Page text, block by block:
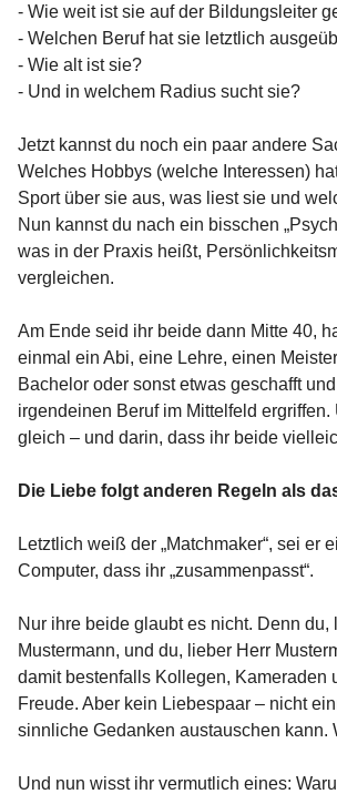
- Wie weit ist sie auf der Bildungsleiter
- Welchen Beruf hat sie letztlich
- Wie alt ist sie?
- Und in welchem Radius sucht sie?
Jetzt kannst du noch ein paar andere
Welches Hobbys (welche Interessen)
Sport über sie aus, was liest sie und
Nun kannst du nach ein bisschen
was in der Praxis heißt,
vergleichen.
Am Ende seid ihr beide dann Mitte 40,
einmal ein Abi, eine Lehre, einen
Bachelor oder sonst etwas geschafft
irgendeinen Beruf im Mittelfeld
gleich – und darin, dass ihr beide
Die Liebe folgt anderen Regeln als
Letztlich weiß der „Matchmaker“, sei er
Computer, dass ihr „zusammenpasst“.
Nur ihre beide glaubt es nicht. Denn du,
Mustermann, und du, lieber Herr
damit bestenfalls Kollegen, Kameraden
Freude. Aber kein Liebespaar – nicht
sinnliche Gedanken austauschen kann.
Und nun wisst ihr vermutlich eines: